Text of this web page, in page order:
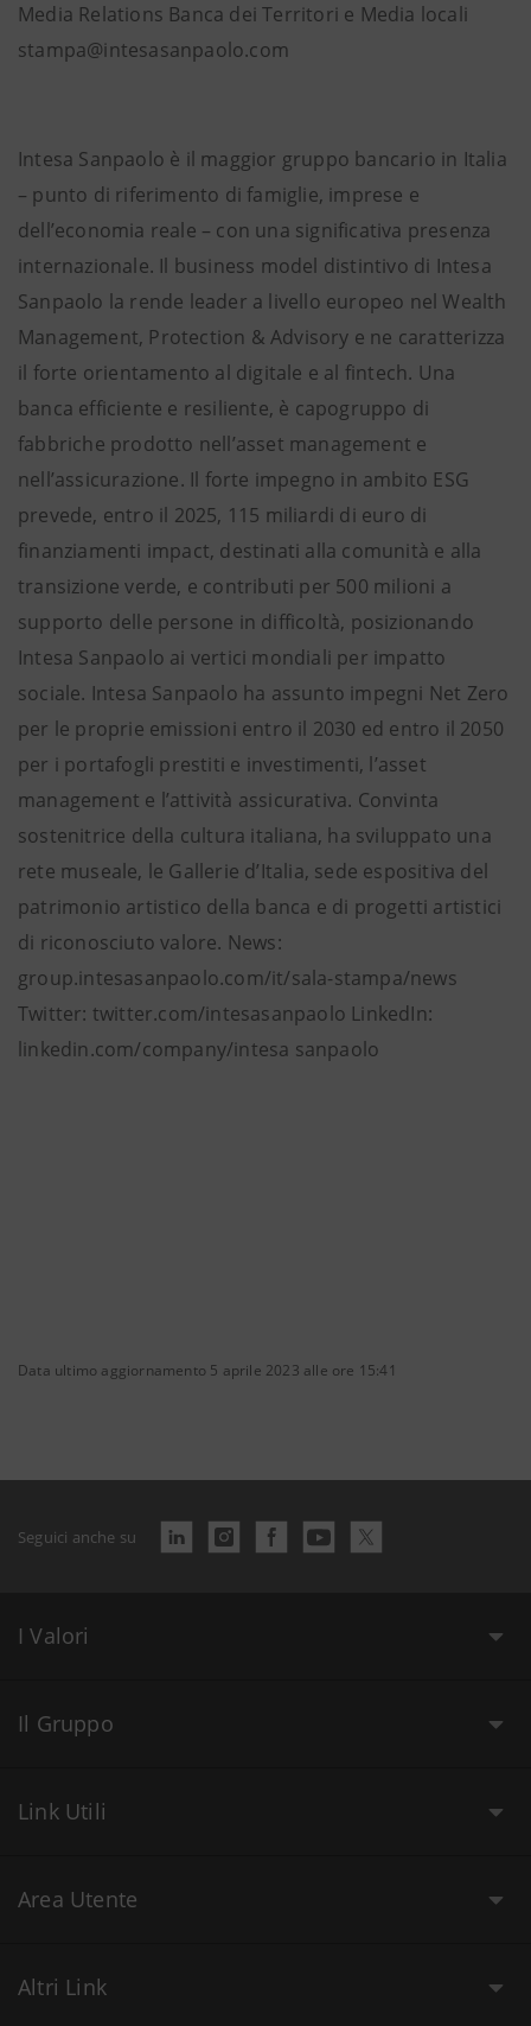
Media Relations Banca dei Territori e Media locali
stampa@intesasanpaolo.com
Intesa Sanpaolo è il maggior gruppo bancario in Italia
– punto di riferimento di famiglie, imprese e
dell’economia reale – con una significativa presenza
internazionale. Il business model distintivo di Intesa
Sanpaolo la rende leader a livello europeo nel Wealth
Management, Protection & Advisory e ne caratterizza
il forte orientamento al digitale e al fintech. Una
banca efficiente e resiliente, è capogruppo di
fabbriche prodotto nell’asset management e
nell’assicurazione. Il forte impegno in ambito ESG
prevede, entro il 2025, 115 miliardi di euro di
finanziamenti impact, destinati alla comunità e alla
transizione verde, e contributi per 500 milioni a
supporto delle persone in difficoltà, posizionando
Intesa Sanpaolo ai vertici mondiali per impatto
sociale. Intesa Sanpaolo ha assunto impegni Net Zero
per le proprie emissioni entro il 2030 ed entro il 2050
per i portafogli prestiti e investimenti, l’asset
management e l’attività assicurativa. Convinta
sostenitrice della cultura italiana, ha sviluppato una
rete museale, le Gallerie d’Italia, sede espositiva del
patrimonio artistico della banca e di progetti artistici
di riconosciuto valore. News:
group.intesasanpaolo.com/it/sala-stampa/news
Twitter: twitter.com/intesasanpaolo LinkedIn:
linkedin.com/company/intesa sanpaolo
Data ultimo aggiornamento 5 aprile 2023 alle ore 15:41
Seguici anche su
I Valori
Il Gruppo
Link Utili
Area Utente
Altri Link